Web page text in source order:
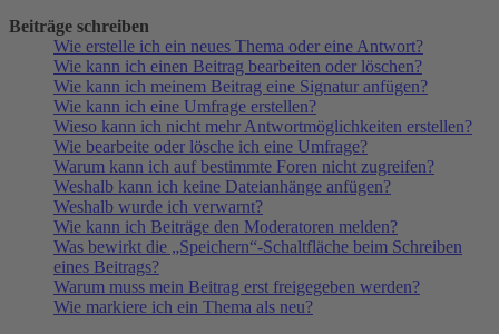
Beiträge schreiben
Wie erstelle ich ein neues Thema oder eine Antwort?
Wie kann ich einen Beitrag bearbeiten oder löschen?
Wie kann ich meinem Beitrag eine Signatur anfügen?
Wie kann ich eine Umfrage erstellen?
Wieso kann ich nicht mehr Antwortmöglichkeiten erstellen?
Wie bearbeite oder lösche ich eine Umfrage?
Warum kann ich auf bestimmte Foren nicht zugreifen?
Weshalb kann ich keine Dateianhänge anfügen?
Weshalb wurde ich verwarnt?
Wie kann ich Beiträge den Moderatoren melden?
Was bewirkt die „Speichern“-Schaltfläche beim Schreiben
eines Beitrags?
Warum muss mein Beitrag erst freigegeben werden?
Wie markiere ich ein Thema als neu?